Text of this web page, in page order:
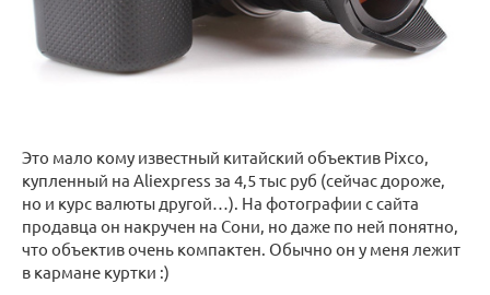
Это мало кому известный китайский объектив Pixco,
купленный на Aliexpress за 4,5 тыс руб (сейчас дороже,
но и курс валюты другой…). На фотографии с сайта
продавца он накручен на Сони, но даже по ней понятно,
что объектив очень компактен. Обычно он у меня лежит
в кармане куртки :)